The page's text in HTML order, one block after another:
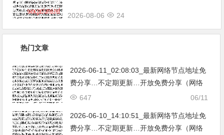
2026-08-06 24
热门文章
2026-06-11_02:08:03_最新网络节点地址免
费分享…不定期更新…开放免费分享（网络
免费节点香港|日本|韩国|新加坡|台湾|马来西
06/11
647
2026-06-10_14:10:51_最新网络节点地址免
费分享…不定期更新…开放免费分享（网络